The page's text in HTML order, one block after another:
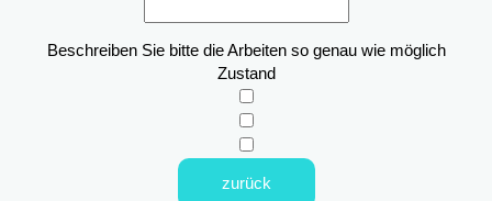
Beschreiben Sie bitte die Arbeiten so genau wie möglich
Zustand
zurück